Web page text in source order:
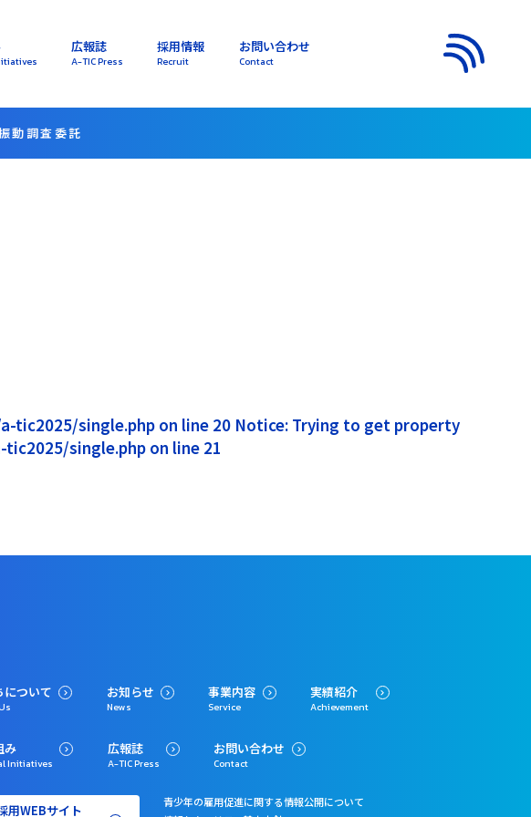
広報誌
A-TIC Press
採用情報
Recruit
お問い合わせ
Contact
動調査委託
single.php on line 20 Notice: Trying to get property
single.php on line 21
について お知らせ
News
事業内容
Service
実績紹介
Achievement
み
Initiatives
広報誌
A-TIC Press
お問い合わせ
Contact
用WEBサイト
青少年の雇用促進に関する情報公開について